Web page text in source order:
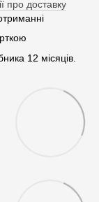
про доставку
12 місяців.